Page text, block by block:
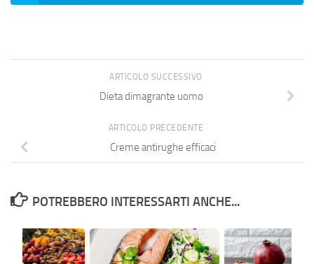
ARTICOLO SUCCESSIVO
Dieta dimagrante uomo
ARTICOLO PRECEDENTE
Creme antirughe efficaci
POTREBBERO INTERESSARTI ANCHE...